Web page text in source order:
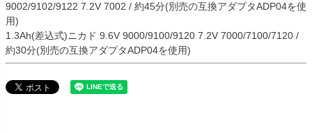
9002/9102/9122 7.2V 7002 / 約45分(別売の互換アダプタADP04を使
用)
1.3Ah(差込式)ニカド 9.6V 9000/9100/9120 7.2V 7000/7100/7120 /
約30分(別売の互換アダプタADP04を使用)